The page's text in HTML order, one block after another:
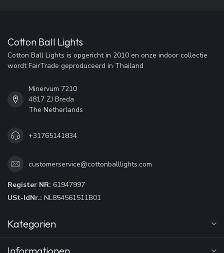
Cotton Ball Lights
Cotton Ball Lights is opgericht in 2010 en onze indoor collectie
wordt FairTrade geproduceerd in Thailand
Minervum 7210
4817 ZJ Breda
The Netherlands
+31765141834
customerservice@cottonballlights.com
Register NR: 61947997
USt-IdNr.: NL854561511B01
Kategorien